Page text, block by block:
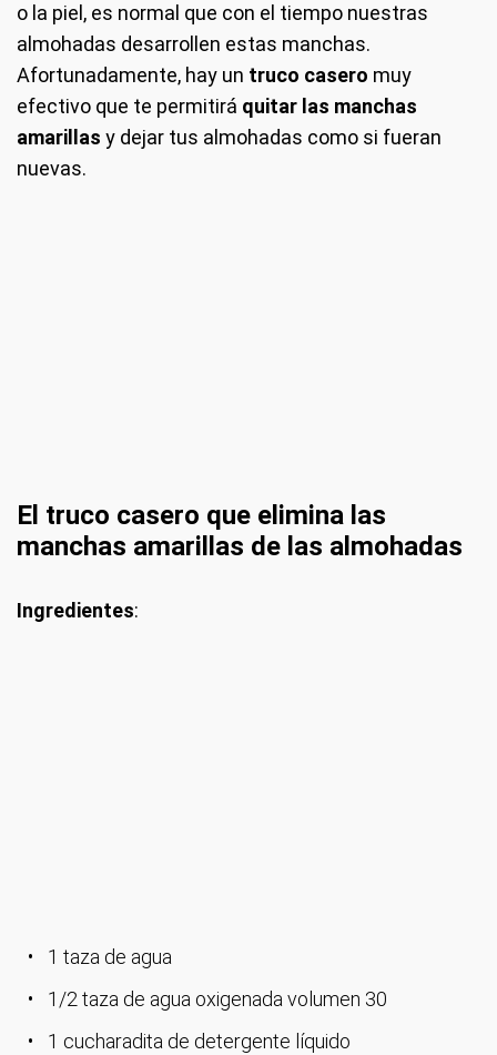
o la piel, es normal que con el tiempo nuestras
almohadas desarrollen estas manchas.
Afortunadamente, hay un truco casero muy
efectivo que te permitirá quitar las manchas
amarillas y dejar tus almohadas como si fueran
nuevas.
El truco casero que elimina las
manchas amarillas de las almohadas
Ingredientes:
1 taza de agua
1/2 taza de agua oxigenada volumen 30
1 cucharadita de detergente líquido